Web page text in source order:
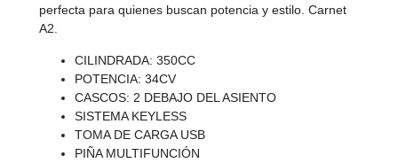
perfecta para quienes buscan potencia y estilo. Carnet
A2.
CILINDRADA: 350CC
POTENCIA: 34CV
CASCOS: 2 DEBAJO DEL ASIENTO
SISTEMA KEYLESS
TOMA DE CARGA USB
PIÑA MULTIFUNCIÓN